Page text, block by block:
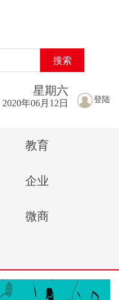
搜索
登陆
星期六
2020年06月12日
教育
企业
微商